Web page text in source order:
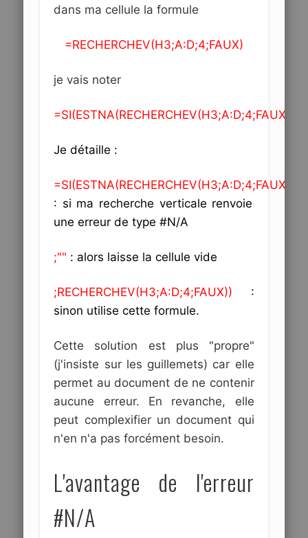
dans ma cellule la formule
=RECHERCHEV(H3;A:D;4;FAUX)
je vais noter
Je détaille :
=SI(ESTNA(RECHERCHEV(H3;A:D;4;FAUX))
: si ma recherche verticale renvoie
une erreur de type #N/A
;"" : alors laisse la cellule vide
;RECHERCHEV(H3;A:D;4;FAUX)) :
sinon utilise cette formule.
Cette solution est plus "propre"
(j'insiste sur les guillemets) car elle
permet au document de ne contenir
aucune erreur. En revanche, elle
peut complexifier un document qui
n'en n'a pas forcément besoin.
L'avantage de l'erreur
#N/A